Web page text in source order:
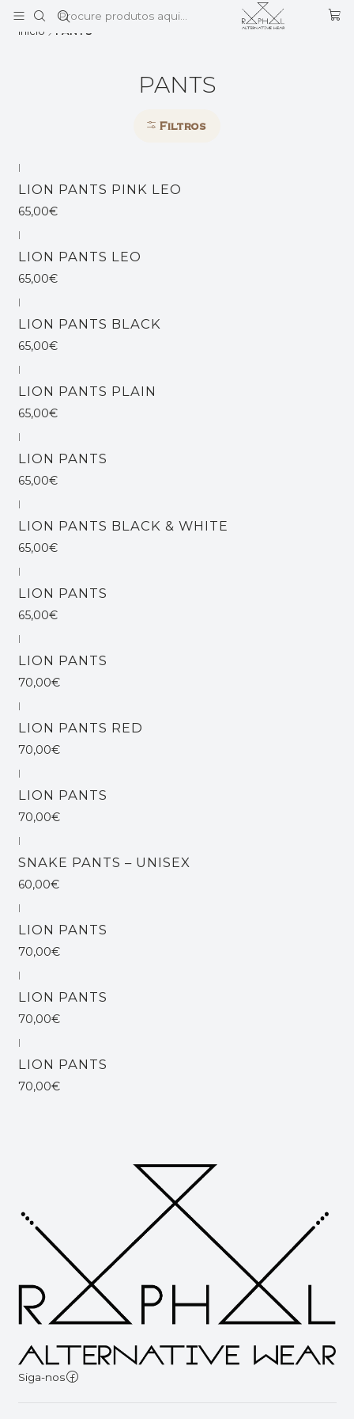
Ler mais
Início
PANTS
PANTS
Filtros
Não Disponível
|
LION PANTS PINK LEO
65,00€
Esgotado
|
LION PANTS LEO
65,00€
Esgotado
|
LION PANTS BLACK
65,00€
Não Disponível
|
LION PANTS PLAIN
65,00€
Não Disponível
|
LION PANTS
65,00€
Não Disponível
|
LION PANTS BLACK & WHITE
65,00€
Esgotado
|
LION PANTS
65,00€
|
LION PANTS
70,00€
Não Disponível
|
LION PANTS RED
70,00€
Não Disponível
|
LION PANTS
70,00€
Não Disponível
|
SNAKE PANTS – UNISEX
60,00€
Não Disponível
|
LION PANTS
70,00€
Não Disponível
|
LION PANTS
70,00€
|
LION PANTS
70,00€
Siga-nos